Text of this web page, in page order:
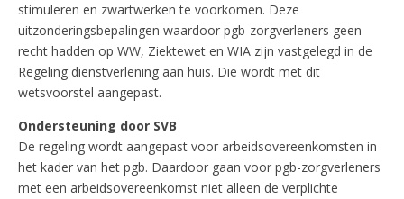
stimuleren en zwartwerken te voorkomen. Deze
uitzonderingsbepalingen waardoor pgb-zorgverleners geen
recht hadden op WW, Ziektewet en WIA zijn vastgelegd in de
Regeling dienstverlening aan huis. Die wordt met dit
wetsvoorstel aangepast.
Ondersteuning door SVB
De regeling wordt aangepast voor arbeidsovereenkomsten in
het kader van het pgb. Daardoor gaan voor pgb-zorgverleners
met een arbeidsovereenkomst niet alleen de verplichte